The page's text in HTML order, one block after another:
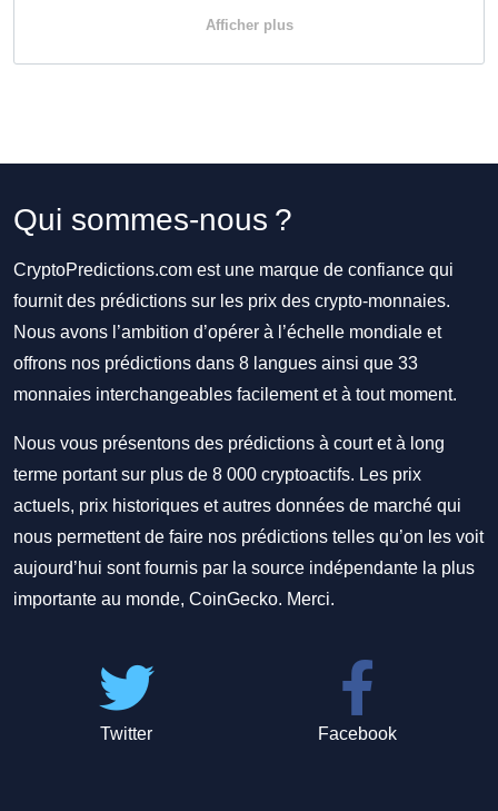
Afficher plus
Qui sommes-nous ?
CryptoPredictions.com est une marque de confiance qui
fournit des prédictions sur les prix des crypto-monnaies.
Nous avons l’ambition d’opérer à l’échelle mondiale et
offrons nos prédictions dans 8 langues ainsi que 33
monnaies interchangeables facilement et à tout moment.
Nous vous présentons des prédictions à court et à long
terme portant sur plus de 8 000 cryptoactifs. Les prix
actuels, prix historiques et autres données de marché qui
nous permettent de faire nos prédictions telles qu’on les voit
aujourd’hui sont fournis par la source indépendante la plus
importante au monde, CoinGecko. Merci.
Twitter Facebook